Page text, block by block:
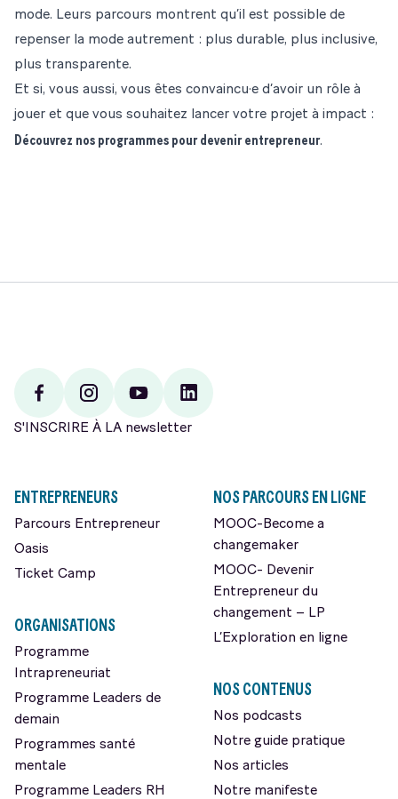
mode. Leurs parcours montrent qu’il est possible de
repenser la mode autrement : plus durable, plus inclusive,
plus transparente.
Et si, vous aussi, vous êtes convaincu·e d’avoir un rôle à
jouer et que vous souhaitez lancer votre projet à impact :
Découvrez nos programmes pourdevenir entrepreneur.
FacebookInstagramYoutubeLinkedin
S'INSCRIRE À LA newsletter
ENTREPRENEURS
Parcours Entrepreneur
Oasis
Ticket Camp
ORGANISATIONS
Programme
Intrapreneuriat
Programme Leaders de
demain
Programmes santé
mentale
Programme Leaders RH
NOS PARCOURS EN LIGNE
MOOC-Become a
changemaker
MOOC- Devenir
Entrepreneur du
changement – LP
L’Exploration en ligne
NOS CONTENUS
Nos podcasts
Notre guide pratique
Nos articles
Notre manifeste